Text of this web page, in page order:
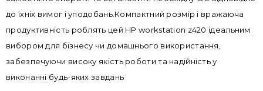
до їхніх вимог і уподобань.Компактний розмір і вражаюча
продуктивність роблять цей HP workstation z420 ідеальним
вибором для бізнесу чи домашнього використання,
забезпечуючи високу якість роботи та надійність у
виконанні будь-яких завдань